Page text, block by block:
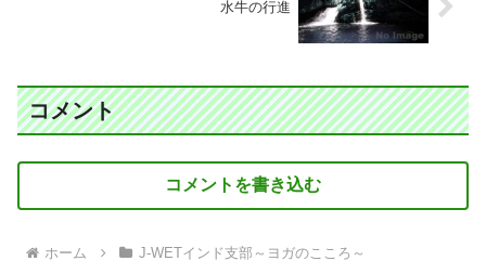
水牛の行進
コメント
コメントを書き込む
ホーム J-WETインド支部～ヨガのこころ～